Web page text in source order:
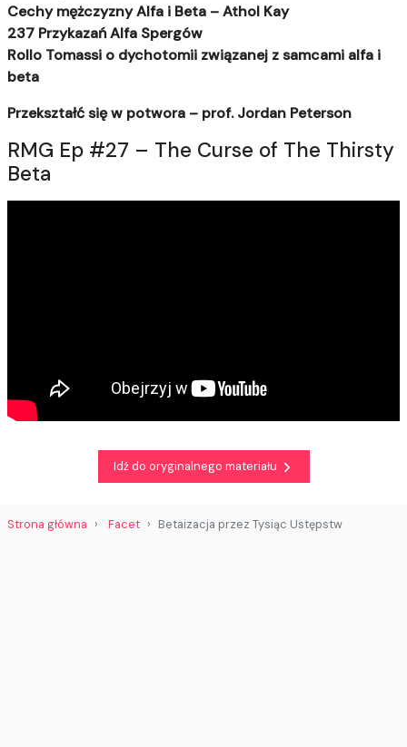
Cechy mężczyzny Alfa i Beta – Athol Kay
237 Przykazań Alfa Spergów
Rollo Tomassi o dychotomii związanej z samcami alfa i
beta
Przekształć się w potwora – prof. Jordan Peterson
RMG Ep #27 – The Curse of The Thirsty
Beta
Idź do oryginalnego materiału
Strona główna Facet Betaizacja przez Tysiąc Ustępstw